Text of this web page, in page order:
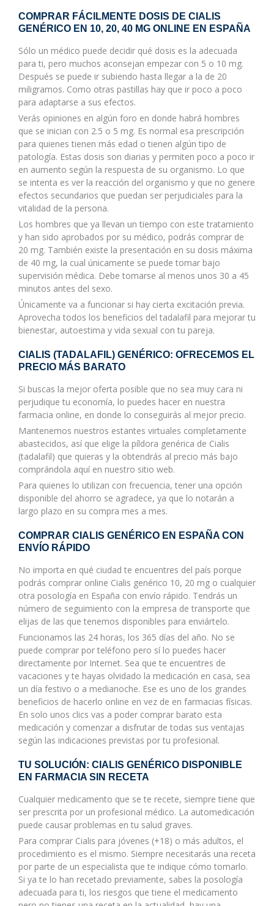
COMPRAR FÁCILMENTE DOSIS DE CIALIS
GENÉRICO EN 10, 20, 40 MG ONLINE EN ESPAÑA
Sólo un médico puede decidir qué dosis es la adecuada
para ti, pero muchos aconsejan empezar con 5 o 10 mg.
Después se puede ir subiendo hasta llegar a la de 20
miligramos. Como otras pastillas hay que ir poco a poco
para adaptarse a sus efectos.
Verás opiniones en algún foro en donde habrá hombres
que se inician con 2.5 o 5 mg. Es normal esa prescripción
para quienes tienen más edad o tienen algún tipo de
patología. Estas dosis son diarias y permiten poco a poco ir
en aumento según la respuesta de su organismo. Lo que
se intenta es ver la reacción del organismo y que no genere
efectos secundarios que puedan ser perjudiciales para la
vitalidad de la persona.
Los hombres que ya llevan un tiempo con este tratamiento
y han sido aprobados por su médico, podrás comprar de
20 mg. También existe la presentación en su dosis máxima
de 40 mg, la cual únicamente se puede tomar bajo
supervisión médica. Debe tomarse al menos unos 30 a 45
minutos antes del sexo.
Únicamente va a funcionar si hay cierta excitación previa.
Aprovecha todos los beneficios del tadalafil para mejorar tu
bienestar, autoestima y vida sexual con tu pareja.
CIALIS (TADALAFIL) GENÉRICO: OFRECEMOS EL
PRECIO MÁS BARATO
Si buscas la mejor oferta posible que no sea muy cara ni
perjudique tu economía, lo puedes hacer en nuestra
farmacia online, en donde lo conseguirás al mejor precio.
Mantenemos nuestros estantes virtuales completamente
abastecidos, así que elige la píldora genérica de Cialis
(tadalafil) que quieras y la obtendrás al precio más bajo
comprándola aquí en nuestro sitio web.
Para quienes lo utilizan con frecuencia, tener una opción
disponible del ahorro se agradece, ya que lo notarán a
largo plazo en su compra mes a mes.
COMPRAR CIALIS GENÉRICO EN ESPAÑA CON
ENVÍO RÁPIDO
No importa en qué ciudad te encuentres del país porque
podrás comprar online Cialis genérico 10, 20 mg o cualquier
otra posología en España con envío rápido. Tendrás un
número de seguimiento con la empresa de transporte que
elijas de las que tenemos disponibles para enviártelo.
Funcionamos las 24 horas, los 365 días del año. No se
puede comprar por teléfono pero sí lo puedes hacer
directamente por Internet. Sea que te encuentres de
vacaciones y te hayas olvidado la medicación en casa, sea
un día festivo o a medianoche. Ese es uno de los grandes
beneficios de hacerlo online en vez de en farmacias físicas.
En solo unos clics vas a poder comprar barato esta
medicación y comenzar a disfrutar de todas sus ventajas
según las indicaciones previstas por tu profesional.
TU SOLUCIÓN: CIALIS GENÉRICO DISPONIBLE
EN FARMACIA SIN RECETA
Cualquier medicamento que se te recete, siempre tiene que
ser prescrita por un profesional médico. La automedicación
puede causar problemas en tu salud graves.
Para comprar Cialis para jóvenes (+18) o más adultos, el
procedimiento es el mismo. Siempre necesitarás una receta
por parte de un especialista que te indique cómo tomarlo.
Si ya te lo han recetado previamente, sabes la posología
adecuada para ti, los riesgos que tiene el medicamento